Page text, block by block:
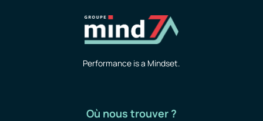
Performance is a Mindset.
Où nous trouver ?